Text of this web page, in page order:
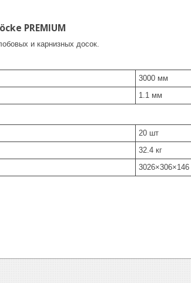
PREMIUM
и карнизных досок.
3000 мм
1.1 мм
20 шт
32.4 кг